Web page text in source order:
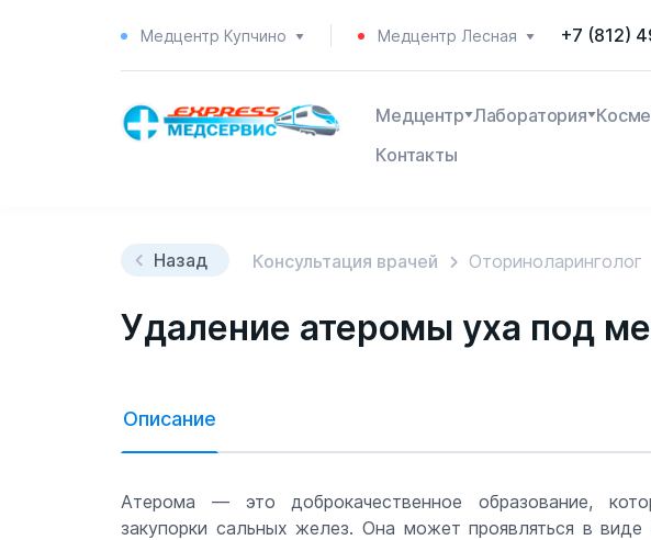
Медцентр Купчино Медцентр Лесная +7 (812)
Медцентр Лаборатория
Контакты
Назад Консультация врачей Оториноларинголог
Удаление атеромы уха под
Описание
Атерома — это доброкачественное образование,
закупорки сальных желез. Она может проявляться в